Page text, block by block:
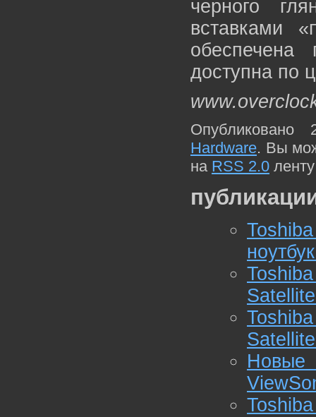
черного
вставками
доступна по
Hardware. Вы
на RSS 2.0
Новые